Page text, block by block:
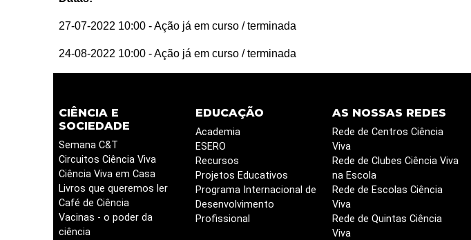
27-07-2022 10:00 - Ação já em curso / terminada
24-08-2022 10:00 - Ação já em curso / terminada
CIÊNCIA E
SOCIEDADE
Semana C&T
Circuitos Ciência Viva
Ciência Viva em Casa
Livros que queremos ler
Café de Ciência
Vacinas - o poder da
ciência
EDUCAÇÃO
Academia
ESERO
Recursos
Projetos Educativos
Programa Internacional de
Desenvolvimento
Profissional
AS NOSSAS REDES
Rede de Centros Ciência
Viva
Rede de Clubes Ciência Viva
na Escola
Rede de Escolas Ciência
Viva
Rede de Quintas Ciência
Viva